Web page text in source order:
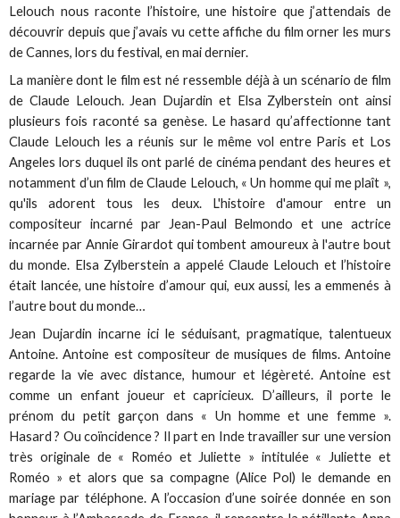
Lelouch nous raconte l’histoire, une histoire que j’attendais de
découvrir depuis que j’avais vu cette affiche du film orner les murs
de Cannes, lors du festival, en mai dernier.
La manière dont le film est né ressemble déjà à un scénario de film
de Claude Lelouch. Jean Dujardin et Elsa Zylberstein ont ainsi
plusieurs fois raconté sa genèse. Le hasard qu’affectionne tant
Claude Lelouch les a réunis sur le même vol entre Paris et Los
Angeles lors duquel ils ont parlé de cinéma pendant des heures et
notamment d’un film de Claude Lelouch, « Un homme qui me plaît »,
qu'ils adorent tous les deux. L'histoire d'amour entre un
compositeur incarné par Jean-Paul Belmondo et une actrice
incarnée par Annie Girardot qui tombent amoureux à l'autre bout
du monde. Elsa Zylberstein a appelé Claude Lelouch et l’histoire
était lancée, une histoire d’amour qui, eux aussi, les a emmenés à
l’autre bout du monde…
Jean Dujardin incarne ici le séduisant, pragmatique, talentueux
Antoine. Antoine est compositeur de musiques de films. Antoine
regarde la vie avec distance, humour et légèreté. Antoine est
comme un enfant joueur et capricieux. D’ailleurs, il porte le
prénom du petit garçon dans « Un homme et une femme ».
Hasard ? Ou coïncidence ? Il part en Inde travailler sur une version
très originale de « Roméo et Juliette » intitulée « Juliette et
Roméo » et alors que sa compagne (Alice Pol) le demande en
mariage par téléphone. A l’occasion d’une soirée donnée en son